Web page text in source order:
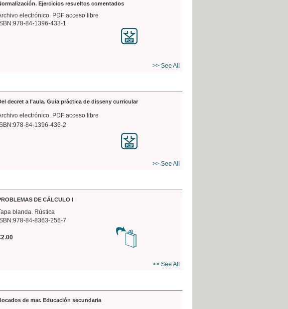
Ejercicios resueltos comentados
electrónico. PDF acceso libre
84-1396-433-1
>> See All
decret a l'aula. Guia práctica de disseny curricular
electrónico. PDF acceso libre
84-1396-436-2
>> See All
DE CÁLCULO I
blanda. Rústica
84-8363-256-7
>> See All
de mar. Educación secundaria